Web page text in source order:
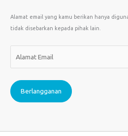
Alamat email yang kamu berikan hanya
tidak disebarkan kepada pihak lain.
m
a
m
Berlangganan